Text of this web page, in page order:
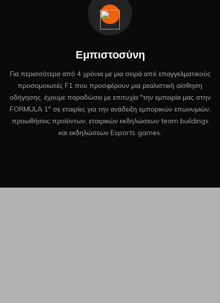
Εμπιστοσύνη
Για περισσότερα από 4 χρόνια με μια σειρά από επαγγελματικούς
προσομοιωτές F1 που προσφέρουν μια ρεαλιστική αίσθηση
οδήγησης, έχουμε παραδώσει με επιτυχία "την εμπειρία μας στην
FORMULA 1" σε εταιρίες για την ανάδειξη εμπορικών επωνυμιών,
προωθήσεις προϊόντων, εταιρικών εκδηλώσεων team buildings
και εκδηλώσεων Esports games.